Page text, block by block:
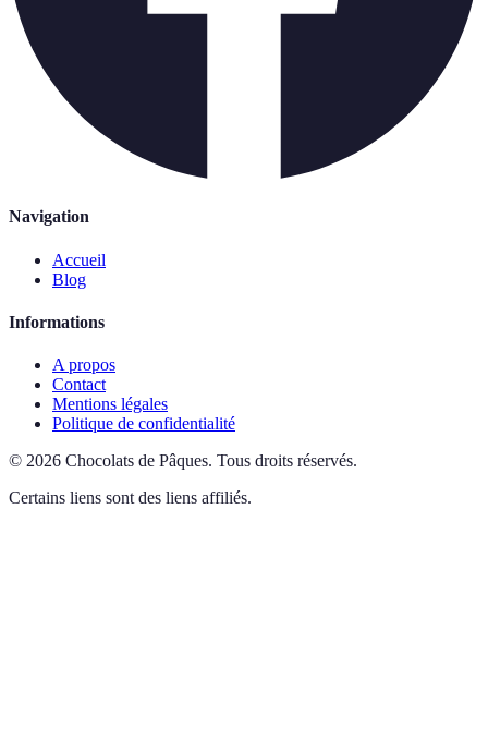
Navigation
Accueil
Blog
Informations
A propos
Contact
Mentions légales
Politique de confidentialité
© 2026 Chocolats de Pâques. Tous droits réservés.
Certains liens sont des liens affiliés.